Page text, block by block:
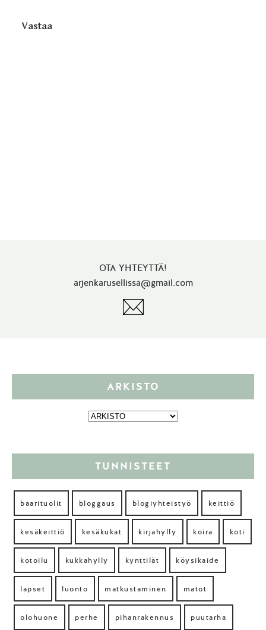
Vastaa
OTA YHTEYTTÄ!
arjenkarusellissa@gmail.com
ARKISTO
TUNNISTEET
baarituolit bloggaus blogiyhteistyö keittiö
kesäkeittiö kesäkukat kirjahylly koira koti
kotoilu kukkahylly kynttilät köysikaide
lapset luonto matkustaminen matot
olohuone perhe pihanrakennus puutarha